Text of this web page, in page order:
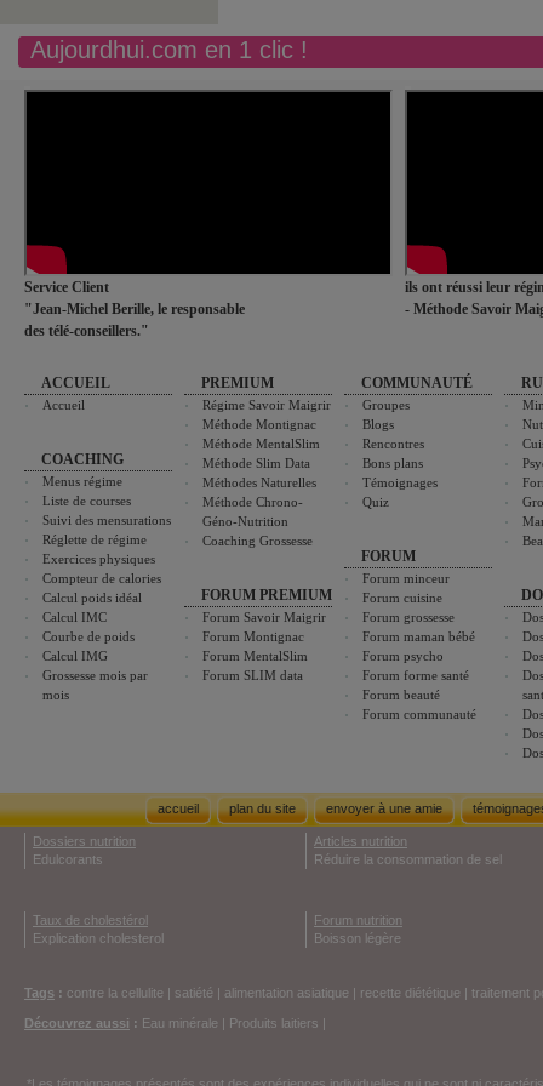
Aujourdhui.com en 1 clic !
Service Client
"Jean-Michel Berille, le responsable
des télé-conseillers."
ils ont réussi leur
- Méthode Savoir
ACCUEIL
Accueil
COACHING
Menus régime
Liste de courses
Suivi des mensurations
Réglette de régime
Exercices physiques
Compteur de calories
Calcul poids idéal
Calcul IMC
Courbe de poids
Calcul IMG
Grossesse mois par
mois
PREMIUM
Régime Savoir Maigrir
Méthode Montignac
Méthode MentalSlim
Méthode Slim Data
Méthodes Naturelles
Méthode Chrono-
Géno-Nutrition
Coaching Grossesse
FORUM PREMIUM
Forum Savoir Maigrir
Forum Montignac
Forum MentalSlim
Forum SLIM data
COMMUNAUTÉ
Groupes
Blogs
Rencontres
Bons plans
Témoignages
Quiz
FORUM
Forum minceur
Forum cuisine
Forum grossesse
Forum maman bébé
Forum psycho
Forum forme santé
Forum beauté
Forum communauté
accueil plan du site envoyer à une amie
Dossiers nutrition
Edulcorants
Articles nutrition
Réduire la consommation de sel
Taux de cholestérol
Explication cholesterol
Forum nutrition
Boisson légère
Tags : contre la cellulite | satiété | alimentation asiatique | recette diététique | traitement
Découvrez aussi : Eau minérale | Produits laitiers |